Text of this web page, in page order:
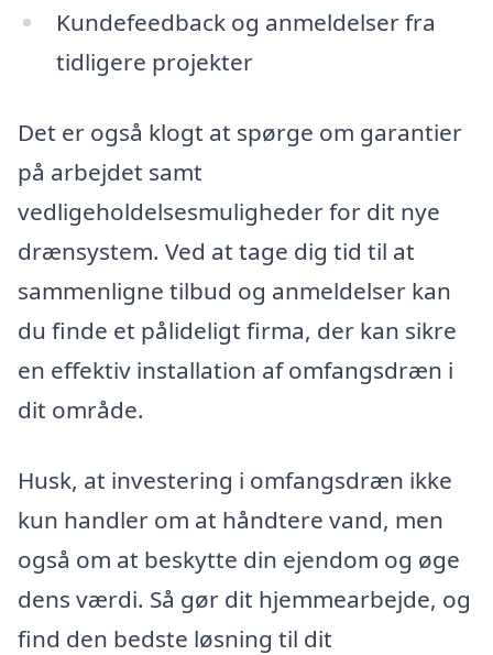
Kundefeedback og anmeldelser fra
tidligere projekter
Det er også klogt at spørge om garantier
på arbejdet samt
vedligeholdelsesmuligheder for dit nye
drænsystem. Ved at tage dig tid til at
sammenligne tilbud og anmeldelser kan
du finde et pålideligt firma, der kan sikre
en effektiv installation af omfangsdræn i
dit område.
Husk, at investering i omfangsdræn ikke
kun handler om at håndtere vand, men
også om at beskytte din ejendom og øge
dens værdi. Så gør dit hjemmearbejde, og
find den bedste løsning til dit